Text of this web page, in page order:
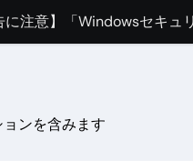
ンモール爆発事故｜責任は
ンを含みます